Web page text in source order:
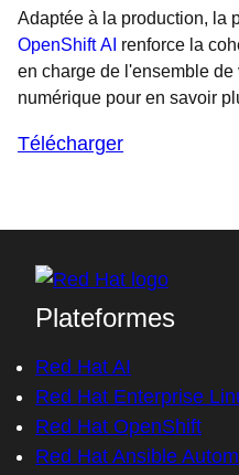
Adaptée à la production, la
OpenShift AI renforce la
en charge de l'ensemble
numérique pour en savoir
Télécharger
Plateformes
Red Hat AI
Red Hat Enterprise
Red Hat OpenShift
Red Hat Ansible